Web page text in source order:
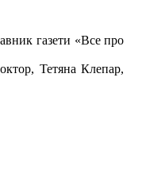
газети «Все про
Тетяна Клепар,